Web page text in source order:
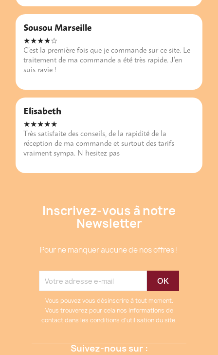
Sousou Marseille
★★★★☆
C’est la première fois que je commande sur ce site. Le
traitement de ma commande a été très rapide. J’en
suis ravie !
Elisabeth
★★★★★
Très satisfaite des conseils, de la rapidité de la
réception de ma commande et surtout des tarifs
vraiment sympa. N hesitez pas
Inscrivez-vous à notre
Newsletter
Pour ne manquer aucune de nos offres !
Vous pouvez vous désinscrire à tout moment.
Vous trouverez pour cela nos informations de
contact dans les conditions d'utilisation du site.
Suivez-nous sur :